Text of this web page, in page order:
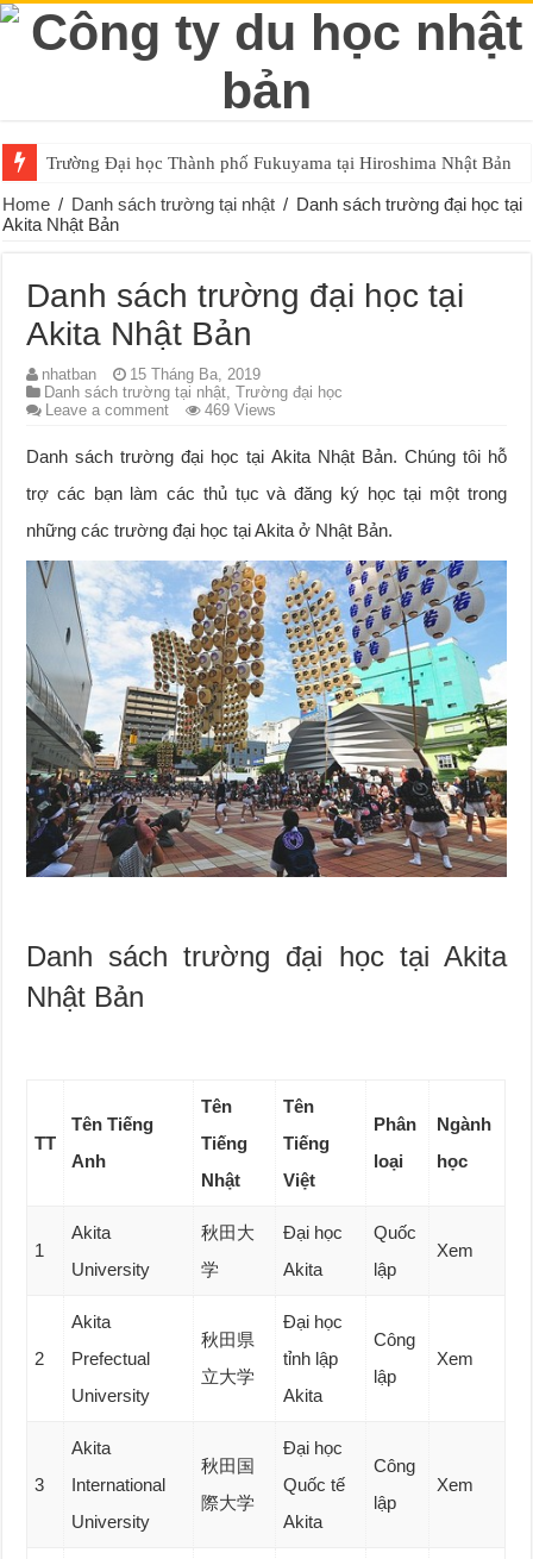
Trường Đại học Thành phố Fukuyama tại Hiroshima Nhật Bản
Trường Đại học Hiroshima Gakuen tại Nhật Bản
Home / Danh sách trường tại nhật / Danh sách trường đại học tại
Akita Nhật Bản
Danh sách trường đại học tại
Akita Nhật Bản
nhatban
15 Tháng Ba, 2019
Danh sách trường tại nhật,Trường đại học
Leave a comment
469 Views
Danh sách trường đại học tại Akita Nhật Bản. Chúng tôi hỗ
trợ các bạn làm các thủ tục và đăng ký học tại một trong
những các trường đại học tại Akita ở Nhật Bản.
Danh sách trường đại học tại Akita
Nhật Bản
TT
Tên Tiếng
Anh
Tên
Tiếng
Nhật
Tên
Tiếng
Việt
Phân
loại
Ngành
học
1
Akita
University
秋田大
学
Đại học
Akita
Quốc
lập
Xem
2
Akita
Prefectual
University
秋田県
立大学
Đại học
tỉnh lập
Akita
Công
lập
Xem
3
Akita
International
University
秋田国
際大学
Đại học
Quốc tế
Akita
Công
lập
Xem